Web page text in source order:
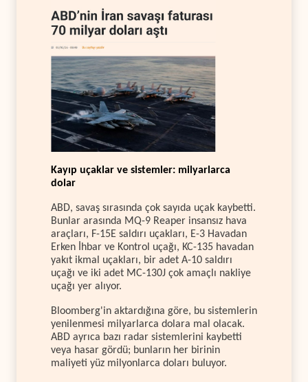
Kayıp uçaklar ve sistemler: milyarlarca
dolar
ABD, savaş sırasında çok sayıda uçak kaybetti.
Bunlar arasında MQ-9 Reaper insansız hava
araçları, F-15E saldırı uçakları, E-3 Havadan
Erken İhbar ve Kontrol uçağı, KC-135 havadan
yakıt ikmal uçakları, bir adet A-10 saldırı
uçağı ve iki adet MC-130J çok amaçlı nakliye
uçağı yer alıyor.
Bloomberg'in aktardığına göre, bu sistemlerin
yenilenmesi milyarlarca dolara mal olacak.
ABD ayrıca bazı radar sistemlerini kaybetti
veya hasar gördü; bunların her birinin
maliyeti yüz milyonlarca doları buluyor.